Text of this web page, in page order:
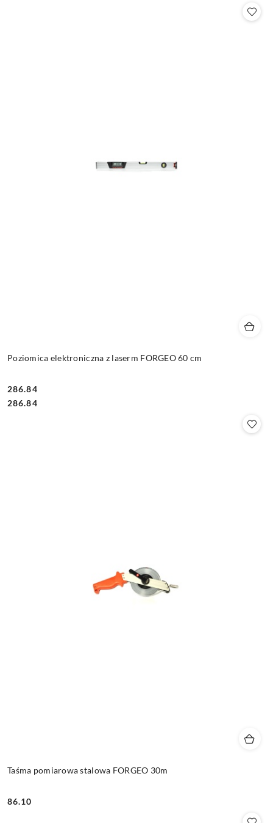
Poziomica elektroniczna z laserm FORGEO 60 cm
Cena:
286.84
Cena:
286.84
Taśma pomiarowa stalowa FORGEO 30m
Cena:
86.10